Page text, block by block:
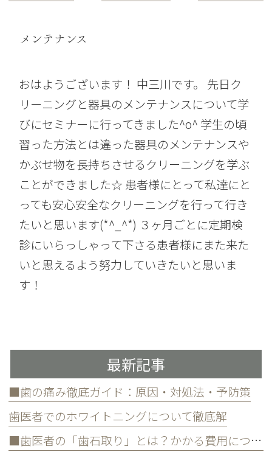
メンテナンス
おはようございます！ 中三川です。 先日ク
リーニングと器具のメンテナンスについて学
びにセミナーに行ってきました^o^ 学生の頃
習った方法とは違った器具のメンテナンスや
かぶせ物を長持ちさせるクリーニングを学ぶ
ことができました☆ 患者様にとって私達にと
っても安心安全なクリーニングを行って行き
たいと思います(*^_^*) ３ヶ月ごとに定期検
診にいらっしゃって下さる患者様にまた来た
いと思えるよう努力していきたいと思いま
す！
最新記事
■歯の痛み徹底ガイド：原因・対処法・予防策
歯医者でのホワイトニングについて徹底解
■歯医者の「歯石取り」とは？かかる費用について